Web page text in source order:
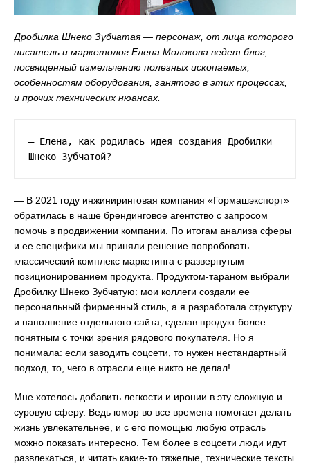
Дробилка Шнеко Зубчатая — персонаж, от лица которого
писатель и маркетолог Елена Молокова ведет блог,
посвященный измельчению полезных ископаемых,
особенностям оборудования, занятого в этих процессах,
и прочих технических нюансах.
— Елена, как родилась идея создания Дробилки
Шнеко Зубчатой?
— В 2021 году инжиниринговая компания «Гормашэкспорт»
обратилась в наше брендинговое агентство с запросом
помочь в продвижении компании. По итогам анализа сферы
и ее специфики мы приняли решение попробовать
классический комплекс маркетинга с развернутым
позиционированием продукта. Продуктом-тараном выбрали
Дробилку Шнеко Зубчатую: мои коллеги создали ее
персональный фирменный стиль, а я разработала структуру
и наполнение отдельного сайта, сделав продукт более
понятным с точки зрения рядового покупателя. Но я
понимала: если заводить соцсети, то нужен нестандартный
подход, то, чего в отрасли еще никто не делал!
Мне хотелось добавить легкости и иронии в эту сложную и
суровую сферу. Ведь юмор во все времена помогает делать
жизнь увлекательнее, и с его помощью любую отрасль
можно показать интересно. Тем более в соцсети люди идут
развлекаться, и читать какие-то тяжелые, технические тексты